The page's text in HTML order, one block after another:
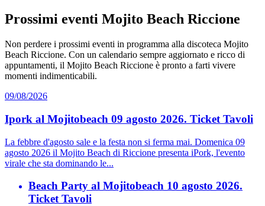
Prossimi eventi Mojito Beach Riccione
Non perdere i prossimi eventi in programma alla discoteca Mojito
Beach Riccione. Con un calendario sempre aggiornato e ricco di
appuntamenti, il Mojito Beach Riccione è pronto a farti vivere
momenti indimenticabili.
09/08/2026
Ipork al Mojitobeach 09 agosto 2026. Ticket Tavoli
La febbre d'agosto sale e la festa non si ferma mai. Domenica 09
agosto 2026 il Mojito Beach di Riccione presenta iPork, l'evento
virale che sta dominando le...
Beach Party al Mojitobeach 10 agosto 2026.
Ticket Tavoli